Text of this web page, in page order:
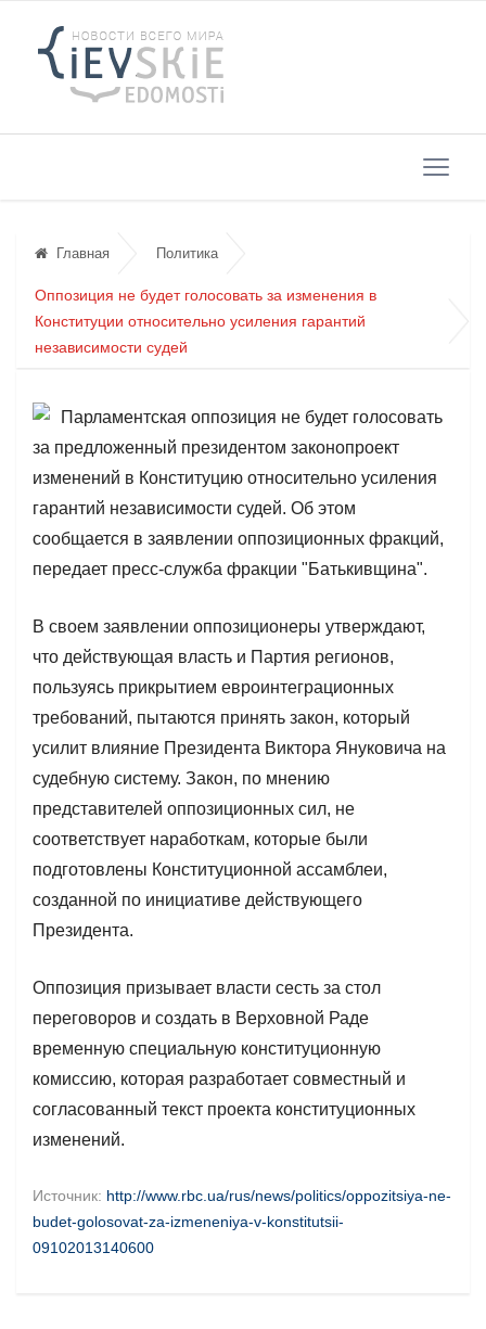
Главная Политика
Оппозиция не будет голосовать за изменения в
Конституции относительно усиления гарантий
независимости судей
Парламентская оппозиция не будет голосовать
за предложенный президентом законопроект
изменений в Конституцию относительно усиления
гарантий независимости судей. Об этом
сообщается в заявлении оппозиционных фракций,
передает пресс-служба фракции "Батькивщина".
В своем заявлении оппозиционеры утверждают,
что действующая власть и Партия регионов,
пользуясь прикрытием евроинтеграционных
требований, пытаются принять закон, который
усилит влияние Президента Виктора Януковича на
судебную систему. Закон, по мнению
представителей оппозиционных сил, не
соответствует наработкам, которые были
подготовлены Конституционной ассамблеи,
созданной по инициативе действующего
Президента.
Оппозиция призывает власти сесть за стол
переговоров и создать в Верховной Раде
временную специальную конституционную
комиссию, которая разработает совместный и
согласованный текст проекта конституционных
изменений.
Источник: http://www.rbc.ua/rus/news/politics/oppozitsiya-ne-
budet-golosovat-za-izmeneniya-v-konstitutsii-
09102013140600